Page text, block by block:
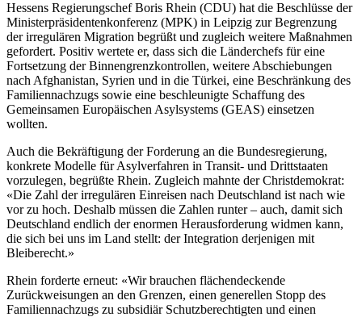
Hessens Regierungschef Boris Rhein (CDU) hat die Beschlüsse der
Ministerpräsidentenkonferenz (MPK) in Leipzig zur Begrenzung
der irregulären Migration begrüßt und zugleich weitere Maßnahmen
gefordert. Positiv wertete er, dass sich die Länderchefs für eine
Fortsetzung der Binnengrenzkontrollen, weitere Abschiebungen
nach Afghanistan, Syrien und in die Türkei, eine Beschränkung des
Familiennachzugs sowie eine beschleunigte Schaffung des
Gemeinsamen Europäischen Asylsystems (GEAS) einsetzen
wollten.
Auch die Bekräftigung der Forderung an die Bundesregierung,
konkrete Modelle für Asylverfahren in Transit- und Drittstaaten
vorzulegen, begrüßte Rhein. Zugleich mahnte der Christdemokrat:
«Die Zahl der irregulären Einreisen nach Deutschland ist nach wie
vor zu hoch. Deshalb müssen die Zahlen runter – auch, damit sich
Deutschland endlich der enormen Herausforderung widmen kann,
die sich bei uns im Land stellt: der Integration derjenigen mit
Bleiberecht.»
Rhein forderte erneut: «Wir brauchen flächendeckende
Zurückweisungen an den Grenzen, einen generellen Stopp des
Familiennachzugs zu subsidiär Schutzberechtigten und einen